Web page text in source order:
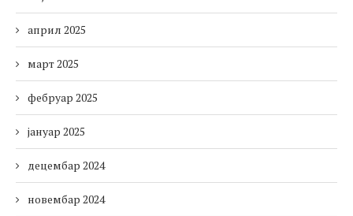
април 2025
март 2025
фебруар 2025
јануар 2025
децембар 2024
новембар 2024